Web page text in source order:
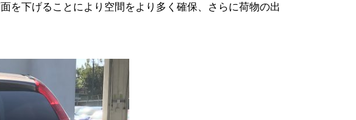
を下げることにより空間をより多く確保、さらに荷物の出